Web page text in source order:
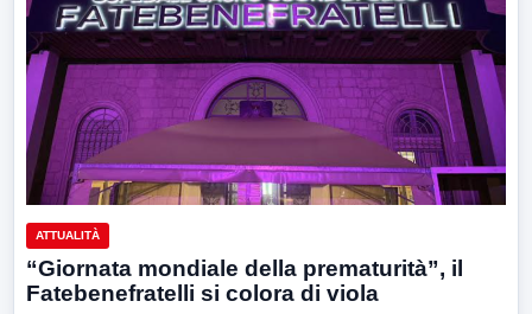
ATTUALITÀ
“Giornata mondiale della prematurità”, il
Fatebenefratelli si colora di viola